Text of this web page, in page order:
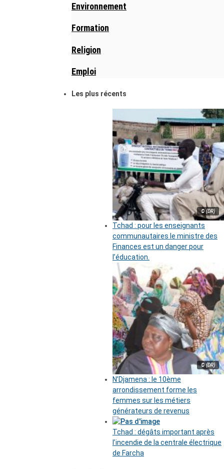
Environnement
Formation
Religion
Emploi
Les plus récents
© (DR)
Tchad : pour les enseignants
communautaires le ministre des
Finances est un danger pour
l’éducation.
© (DR)
N’Djamena : le 10ème
arrondissement forme les
femmes sur les métiers
générateurs de revenus
Tchad : dégâts important après
l’incendie de la centrale électrique
de Farcha